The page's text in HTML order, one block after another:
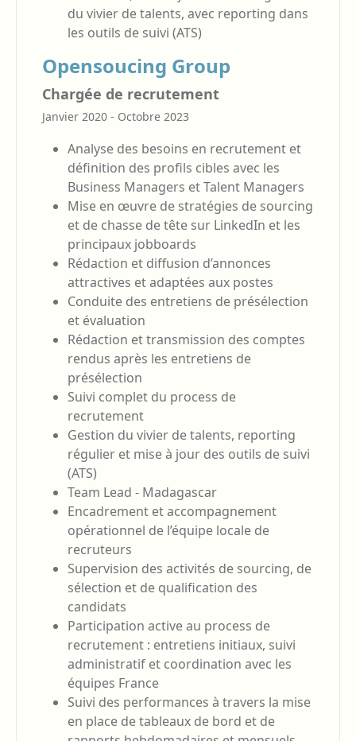
du vivier de talents, avec reporting dans
les outils de suivi (ATS)
Opensoucing Group
Chargée de recrutement
Janvier 2020 - Octobre 2023
Analyse des besoins en recrutement et
définition des profils cibles avec les
Business Managers et Talent Managers
Mise en œuvre de stratégies de sourcing
et de chasse de tête sur LinkedIn et les
principaux jobboards
Rédaction et diffusion d’annonces
attractives et adaptées aux postes
Conduite des entretiens de présélection
et évaluation
Rédaction et transmission des comptes
rendus après les entretiens de
présélection
Suivi complet du process de
recrutement
Gestion du vivier de talents, reporting
régulier et mise à jour des outils de suivi
(ATS)
Team Lead - Madagascar
Encadrement et accompagnement
opérationnel de l’équipe locale de
recruteurs
Supervision des activités de sourcing, de
sélection et de qualification des
candidats
Participation active au process de
recrutement : entretiens initiaux, suivi
administratif et coordination avec les
équipes France
Suivi des performances à travers la mise
en place de tableaux de bord et de